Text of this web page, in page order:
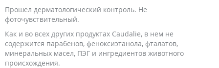
Прошел дерматологический контроль. Не
фоточувствительный.
Как и во всех других продуктах Caudalie, в нем не
содержится парабенов, феноксиэтанола, фталатов,
минеральных масел, ПЭГ и ингредиентов животного
происхождения.